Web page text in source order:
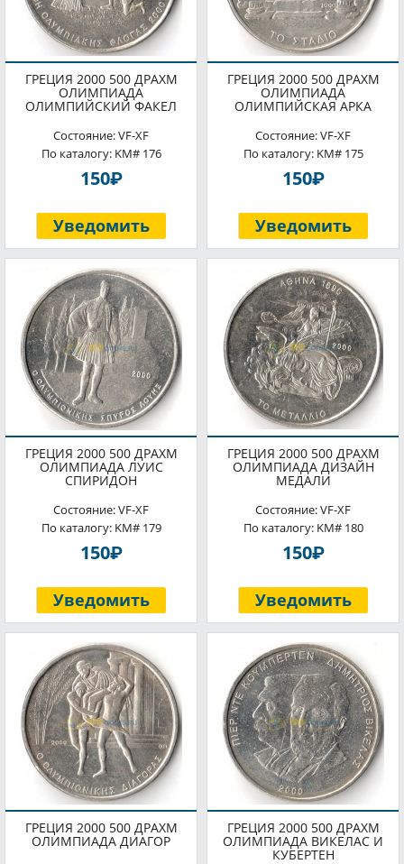
ГРЕЦИЯ 2000 500 ДРАХМ
ОЛИМПИАДА
ОЛИМПИЙСКИЙ ФАКЕЛ
Состояние: VF-XF
По каталогу: KM# 176
150P
Уведомить
ГРЕЦИЯ 2000 500 ДРАХМ
ОЛИМПИАДА
ОЛИМПИЙСКАЯ АРКА
Состояние: VF-XF
По каталогу: KM# 175
150P
Уведомить
ГРЕЦИЯ 2000 500 ДРАХМ
ОЛИМПИАДА ЛУИС
СПИРИДОН
Состояние: VF-XF
По каталогу: KM# 179
150P
Уведомить
ГРЕЦИЯ 2000 500 ДРАХМ
ОЛИМПИАДА ДИЗАЙН
МЕДАЛИ
Состояние: VF-XF
По каталогу: KM# 180
150P
Уведомить
ГРЕЦИЯ 2000 500 ДРАХМ
ОЛИМПИАДА ДИАГОР
ГРЕЦИЯ 2000 500 ДРАХМ
ОЛИМПИАДА ВИКЕЛАС И
КУБЕРТЕН